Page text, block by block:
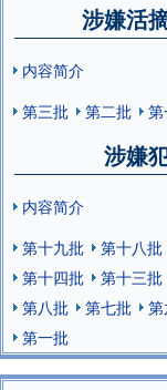
涉嫌活
内容简介
第三批
第二批
涉嫌
内容简介
第十九批
第十八批
第十四批
第十三批
第八批
第七批
第一批